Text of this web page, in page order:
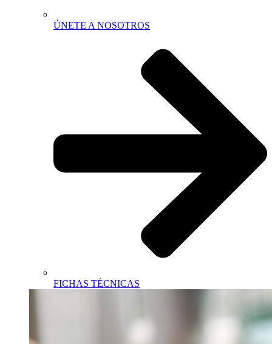
ÚNETE A NOSOTROS
FICHAS TÉCNICAS